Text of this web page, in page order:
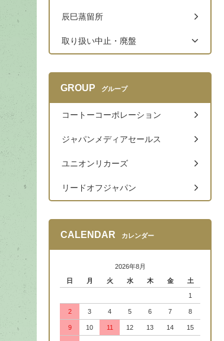
辰巳蒸留所
取り扱い中止・廃盤
GROUP グループ
コートーコーポレーション
ジャパンメディアセールス
ユニオンリカーズ
リードオフジャパン
CALENDAR カレンダー
2026年8月
日
月 火 水 木 金 土
1
2 3 4 5 6 7 8
9 10 11 12 13 14 15